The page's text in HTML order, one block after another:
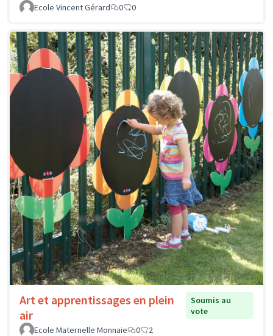
Ecole Vincent Gérard
0 0
Art et apprentissages en plein
air
Soumis au
vote
Ecole Maternelle Monnaie
0 2